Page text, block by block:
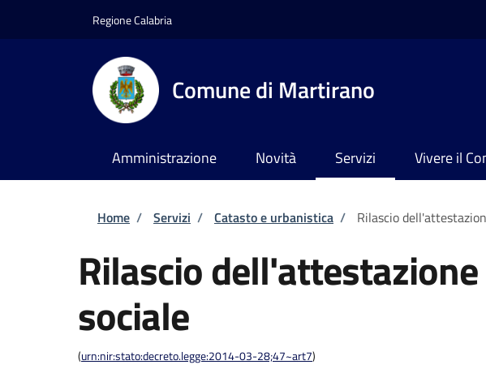
Regione Calabria
Comune di Martirano
Amministrazione Novità Servizi Vivere il
Briciole di pane
Home / Servizi / Catasto e urbanistica / Rilascio
Rilascio
sociale
(urn:nir:stato:decreto.legge:2014-03-28;47~art7)